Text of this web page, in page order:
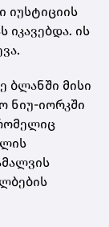
იუსტიციის
იკავებდა. ის
ბლანში მისი
ნიუ-იორკში